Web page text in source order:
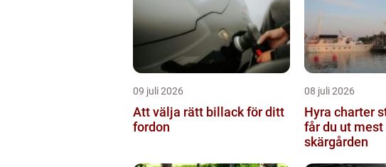
09 juli 2026
Att välja rätt billack för ditt
fordon
08 juli 2026
Hyra charter
får du ut mest
skärgården